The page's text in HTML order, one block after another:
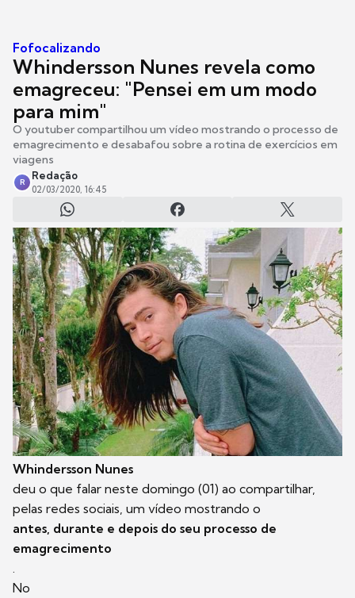
Fofocalizando
Whindersson Nunes revela como
emagreceu: "Pensei em um modo
para mim"
O youtuber compartilhou um vídeo mostrando o processo de
emagrecimento e desabafou sobre a rotina de exercícios em
viagens
R
Redação
02/03/2020, 16:45
Whindersson Nunes
deu o que falar neste domingo (01) ao compartilhar,
pelas redes sociais, um vídeo mostrando o
antes, durante e depois do seu processo de
emagrecimento
No